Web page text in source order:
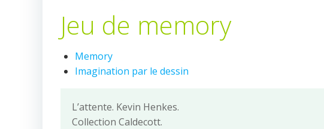
Jeu de memory
Memory
Imagination par le dessin
L’attente. Kevin Henkes.
Collection Caldecott.